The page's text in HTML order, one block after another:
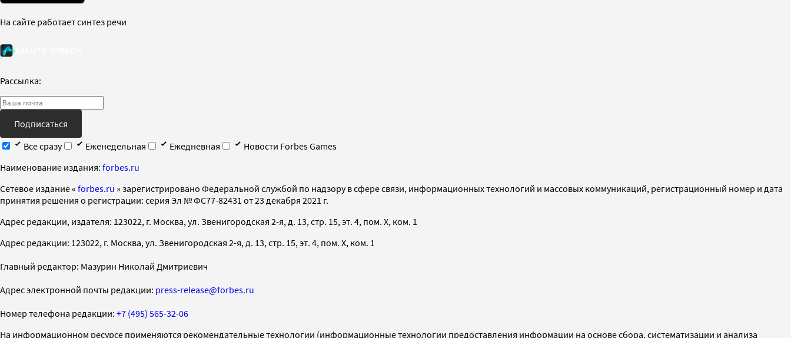
На сайте работает синтез речи
Рассылка:
Подписаться
Все сразу
Еженедельная Ежедневная
Новости Forbes Games
Наименование издания: forbes.ru
Cетевое издание « forbes.ru » зарегистрировано Федеральной службой по надзору в сфере связи, информационных технологий и массовых коммуникаций, регистрационный номер и дата
принятия решения о регистрации: серия Эл № ФС77-82431 от 23 декабря 2021 г.
Адрес редакции, издателя: 123022, г. Москва, ул. Звенигородская 2-я, д. 13, стр. 15, эт. 4, пом. X, ком. 1
Адрес редакции: 123022, г. Москва, ул. Звенигородская 2-я, д. 13, стр. 15, эт. 4, пом. X, ком. 1
Главный редактор: Мазурин Николай Дмитриевич
Адрес электронной почты редакции: press-release@forbes.ru
Номер телефона редакции: +7 (495) 565-32-06
На информационном ресурсе применяются рекомендательные технологии (информационные технологии предоставления информации на основе сбора, систематизации и анализа